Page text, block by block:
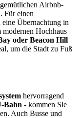
Airbnb-
Für einen
Übernachtung in
modernen Hochhaus
oder Beacon Hill
um die Stadt zu Fuß
hervorragend
Bahn - kommen Sie
Auch Busse und